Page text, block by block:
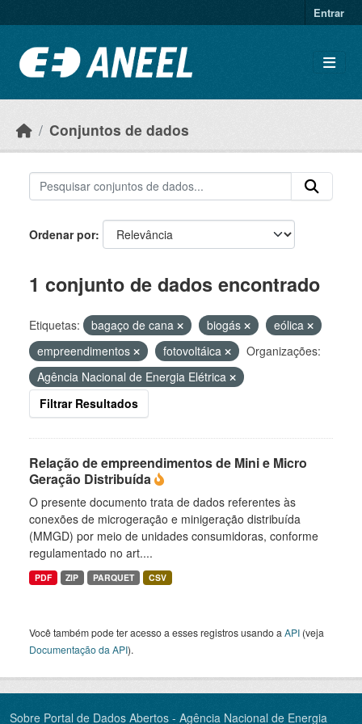
Entrar
Conjuntos de dados
Ordenar por
1 conjunto de dados encontrado
Etiquetas: bagaço de cana biogás
eólica
empreendimentos
fotovoltáica
Organizações:
Agência Nacional de Energia Elétrica
Filtrar Resultados
Relação de empreendimentos de Mini e Micro
Geração Distribuída
O presente documento trata de dados referentes às
conexões de microgeração e minigeração distribuída
(MMGD) por meio de unidades consumidoras, conforme
regulamentado no art....
PDF ZIP PARQUET CSV
Você também pode ter acesso a esses registros usando a API (veja
Documentação da API).
Sobre Portal de Dados Abertos - Agência Nacional de Energia